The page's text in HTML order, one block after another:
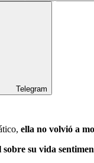
Telegram
ella no volvió a
su vida